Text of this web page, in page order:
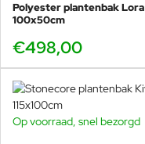
Polyester plantenbak Lora
100x50cm
€498,00
Op voorraad, snel bezorgd